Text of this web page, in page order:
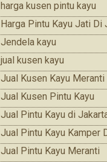
harga kusen pintu kayu
Harga Pintu Kayu Jati Di
Jendela kayu
jual kusen kayu
Jual Kusen Kayu Meranti
Jual Kusen Pintu Kayu
Jual Pintu Kayu di
Jual Pintu Kayu Kamper
Jual Pintu Kayu Meranti